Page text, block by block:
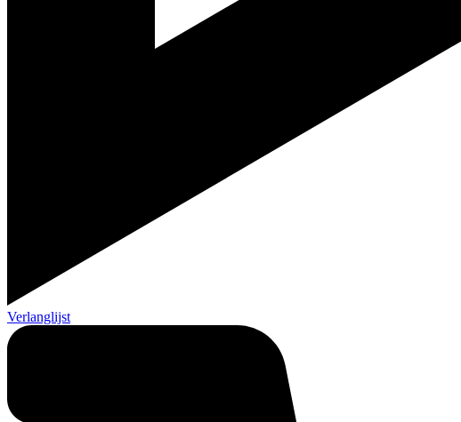
Verlanglijst